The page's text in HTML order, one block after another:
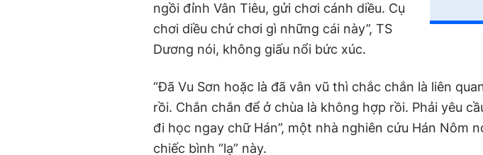
ngồi đỉnh Vân Tiêu, gửi chơi cánh diều. Cụ
chơi diều chứ chơi gì những cái này”, TS
Dương nói, không giấu nổi bức xúc.
“Đã Vu Sơn hoặc là đã vân vũ thì chắc chắn là liên
rồi. Chắn chắn để ở chùa là không hợp rồi. Phải yêu
đi học ngay chữ Hán”, một nhà nghiên cứu Hán Nôm
chiếc bình “lạ” này.